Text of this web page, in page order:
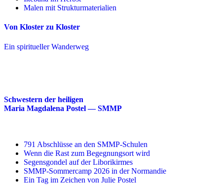
Malen mit Strukturmaterialien
Von Kloster zu Kloster
Ein spiritueller Wanderweg
Schwestern der heiligen
Maria Magdalena Postel — SMMP
791 Abschlüsse an den SMMP-Schulen
Wenn die Rast zum Begegnungsort wird
Segensgondel auf der Liborikirmes
SMMP-Sommercamp 2026 in der Normandie
Ein Tag im Zeichen von Julie Postel